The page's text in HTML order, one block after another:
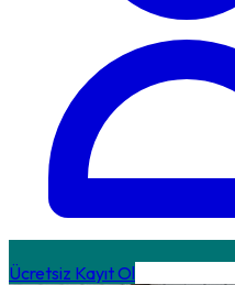
Ücretsiz Kayıt Ol